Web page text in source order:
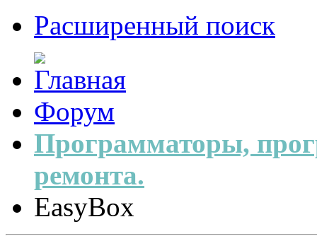
Расширенный поиск
Форум
Программаторы,
ремонта.
EasyBox